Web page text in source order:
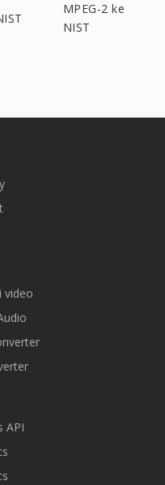
MPEG-2 ke
NIST
video
API